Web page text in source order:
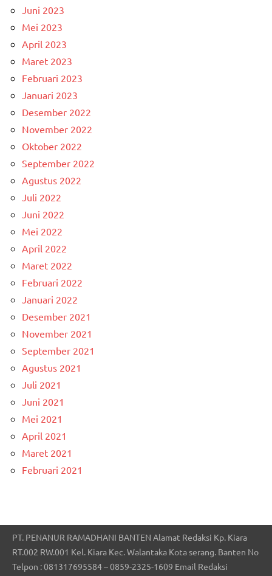
Juni 2023
Mei 2023
April 2023
Maret 2023
Februari 2023
Januari 2023
Desember 2022
November 2022
Oktober 2022
September 2022
Agustus 2022
Juli 2022
Juni 2022
Mei 2022
April 2022
Maret 2022
Februari 2022
Januari 2022
Desember 2021
November 2021
September 2021
Agustus 2021
Juli 2021
Juni 2021
Mei 2021
April 2021
Maret 2021
Februari 2021
PT. PENANUR RAMADHANI BANTEN Alamat Redaksi Kp. Kiara
RT.002 RW.001 Kel. Kiara Kec. Walantaka Kota serang. Banten No
Telpon : 081317695584 – 0859-2325-1609 Email Redaksi